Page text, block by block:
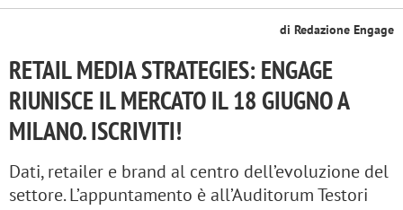
di Redazione Engage
RETAIL MEDIA STRATEGIES: ENGAGE
RIUNISCE IL MERCATO IL 18 GIUGNO A
MILANO. ISCRIVITI!
Dati, retailer e brand al centro dell’evoluzione del
settore. L’appuntamento è all’Auditorum Testori